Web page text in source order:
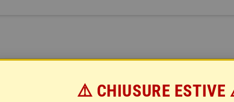
dal ricevimento del pagamento e vengono
⚠️ CHIUSURE